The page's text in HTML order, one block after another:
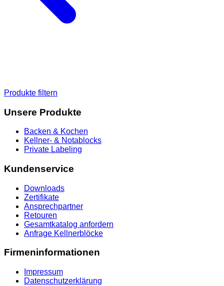
Produkte filtern
Unsere Produkte
Backen & Kochen
Kellner- & Notablocks
Private Labeling
Kundenservice
Downloads
Zertifikate
Ansprechpartner
Retouren
Gesamtkatalog anfordern
Anfrage Kellnerblöcke
Firmeninformationen
Impressum
Datenschutzerklärung